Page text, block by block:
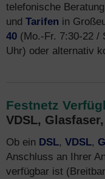
telefonische
und Tarifen in
40 (Mo.-Fr. 7:30-22 /
Uhr) oder alternativ
Festnetz
VDSL, Glasfaser,
Ob ein DSL, VDSL,
Anschluss an Ihrer
verfügbar ist